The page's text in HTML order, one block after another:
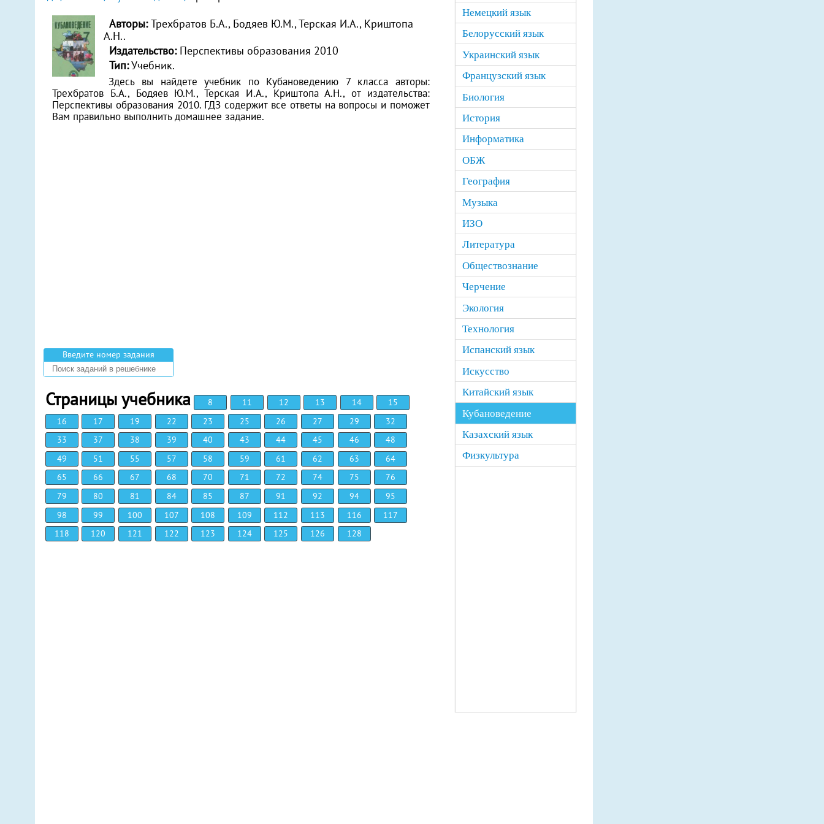
Авторы:Трехбратов Б.А., Бодяев Ю.М., Терская И.А., Криштопа
А.Н..
Издательство: Перспективы образования 2010
Тип:Учебник.
Здесь вы найдете учебник по Кубановедению 7 класса авторы:
Трехбратов Б.А., Бодяев Ю.М., Терская И.А., Криштопа А.Н., от издательства:
Перспективы образования 2010. ГДЗ содержит все ответы на вопросы и поможет
Вам правильно выполнить домашнее задание.
Введите номер задания
Страницы учебника 8 11 12 13 14
15
16
17 19 22 23 25 26 27 29
32
33
37 38 39 40 43 44 45 46
48
49
51 55 57 58 59 61 62 63
64
65
66 67 68 70 71 72 74 75
76
79
80 81 84 85 87 91 92 94
95
98
99 100 107 108 109 112 113 116
117
118
120 121 122 123 124 125 126 128
Немецкий язык
Белорусский язык
Украинский язык
Французский язык
Биология
История
Информатика
ОБЖ
География
Музыка
ИЗО
Литература
Обществознание
Черчение
Экология
Технология
Испанский язык
Искусство
Китайский язык
Кубановедение
Казахский язык
Физкультура